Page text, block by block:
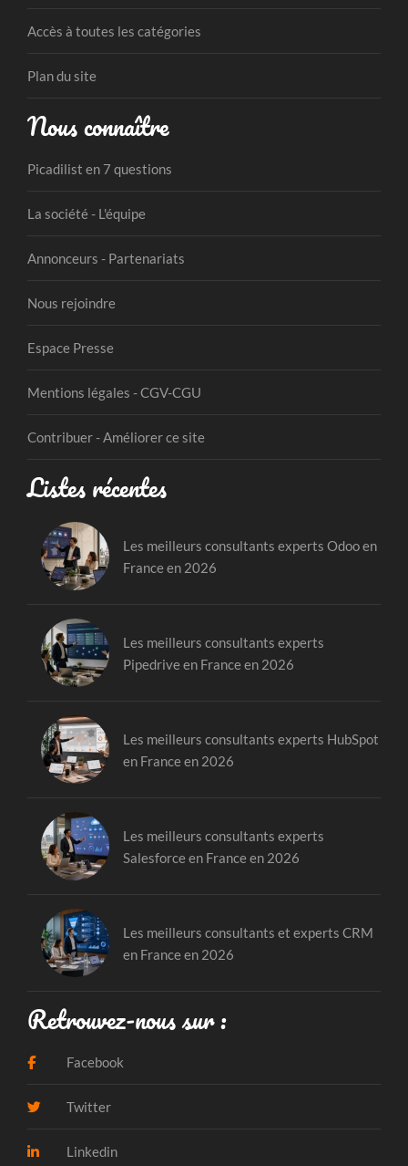
Accès à toutes les catégories
Plan du site
Nous connaître
Picadilist en 7 questions
La société - L'équipe
Annonceurs - Partenariats
Nous rejoindre
Espace Presse
Mentions légales - CGV-CGU
Contribuer - Améliorer ce site
Listes récentes
Les meilleurs consultants experts Odoo en
France en 2026
Les meilleurs consultants experts
Pipedrive en France en 2026
Les meilleurs consultants experts HubSpot
en France en 2026
Les meilleurs consultants experts
Salesforce en France en 2026
Les meilleurs consultants et experts CRM
en France en 2026
Retrouvez-nous sur :
Facebook
Twitter
Linkedin